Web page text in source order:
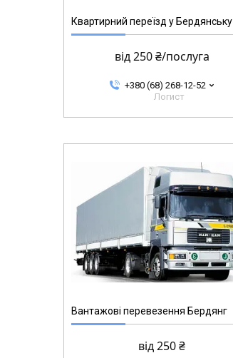
Квартирний переїзд у Бердянську
від 250 ₴/послуга
+380 (68) 268-12-52
Логист
Вантажові перевезення Бердянг
від 250 ₴